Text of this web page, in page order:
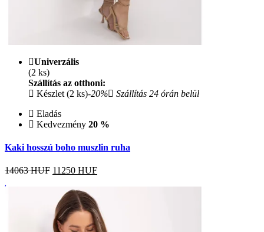
Univerzális
(2 ks)
Szállítás az otthoni:
Készlet (2 ks)-20%
Szállítás 24 órán belül
Eladás
Kedvezmény 20 %
Kaki hosszú boho muszlin ruha
14063 HUF 11250 HUF